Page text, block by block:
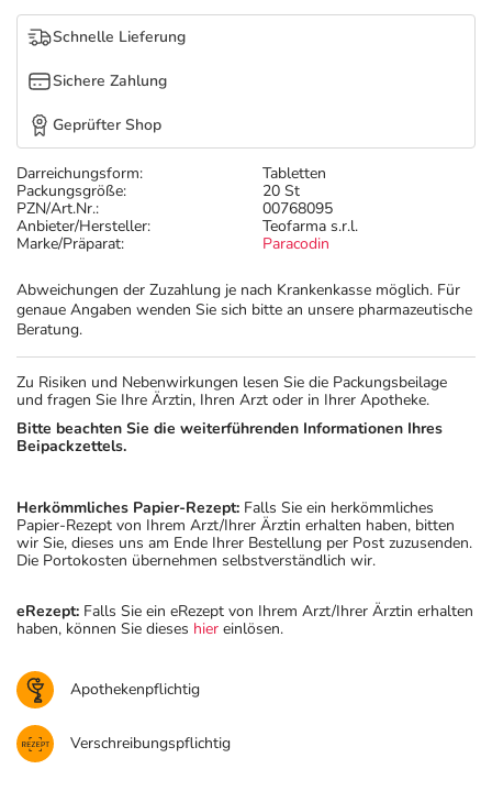
Tierapotheke
Vitamine & Mineralstoffe
Marken
Darreichungsform:
Tabletten
Packungsgröße:
20 St
PZN/Art.Nr.:
00768095
Anbieter/Hersteller:
Teofarma s.r.l.
Marke/Präparat:
Paracodin
Abweichungen der Zuzahlung je nach Krankenkasse möglich. Für
genaue Angaben wenden Sie sich bitte an unsere pharmazeutische
Beratung.
Schnelle Lieferung
Sichere Zahlung
Geprüfter Shop
Zu Risiken und Nebenwirkungen lesen Sie die Packungsbeilage
und fragen Sie Ihre Ärztin, Ihren Arzt oder in Ihrer Apotheke.
Bitte beachten Sie die weiterführenden Informationen Ihres
Beipackzettels.
Herkömmliches Papier-Rezept: Falls Sie ein herkömmliches
Papier-Rezept von Ihrem Arzt/Ihrer Ärztin erhalten haben, bitten
wir Sie, dieses uns am Ende Ihrer Bestellung per Post zuzusenden.
Die Portokosten übernehmen selbstverständlich wir.
eRezept: Falls Sie ein eRezept von Ihrem Arzt/Ihrer Ärztin erhalten
haben, können Sie dieses hier einlösen.
Apothekenpflichtig
Verschreibungspflichtig